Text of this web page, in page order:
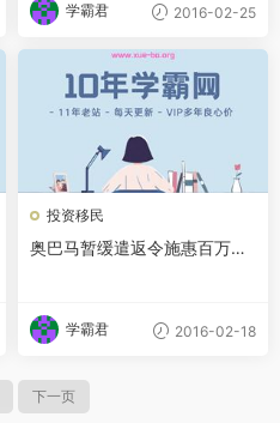
学霸君 2016-02-25
投资移民
奥巴马暂缓遣返令施惠百万人
学霸君 2016-02-18
下一页